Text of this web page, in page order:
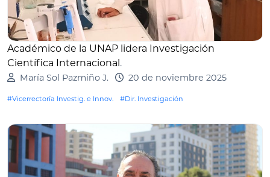
Académico de la UNAP lidera Investigación
Científica Internacional.
María Sol Pazmiño J. 20 de noviembre 2025
#Vicerrectoría Investig. e Innov. #Dir. Investigación